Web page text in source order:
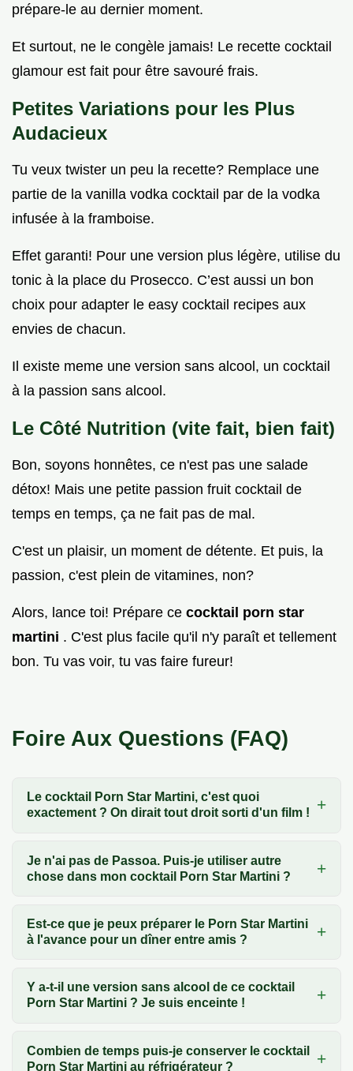
prépare-le au dernier moment.
Et surtout, ne le congèle jamais! Le recette cocktail
glamour est fait pour être savouré frais.
Petites Variations pour les Plus
Audacieux
Tu veux twister un peu la recette? Remplace une
partie de la vanilla vodka cocktail par de la vodka
infusée à la framboise.
Effet garanti! Pour une version plus légère, utilise du
tonic à la place du Prosecco. C’est aussi un bon
choix pour adapter le easy cocktail recipes aux
envies de chacun.
Il existe meme une version sans alcool, un cocktail
à la passion sans alcool.
Le Côté Nutrition (vite fait, bien fait)
Bon, soyons honnêtes, ce n'est pas une salade
détox! Mais une petite passion fruit cocktail de
temps en temps, ça ne fait pas de mal.
C'est un plaisir, un moment de détente. Et puis, la
passion, c'est plein de vitamines, non?
Alors, lance toi! Prépare ce cocktail porn star
martini . C'est plus facile qu'il n'y paraît et tellement
bon. Tu vas voir, tu vas faire fureur!
Foire Aux Questions (FAQ)
Le cocktail Porn Star Martini, c'est quoi
exactement ? On dirait tout droit sorti d'un film !
Je n'ai pas de Passoa. Puis-je utiliser autre
chose dans mon cocktail Porn Star Martini ?
Est-ce que je peux préparer le Porn Star Martini
à l'avance pour un dîner entre amis ?
Y a-t-il une version sans alcool de ce cocktail
Porn Star Martini ? Je suis enceinte !
Combien de temps puis-je conserver le cocktail
Porn Star Martini au réfrigérateur ?